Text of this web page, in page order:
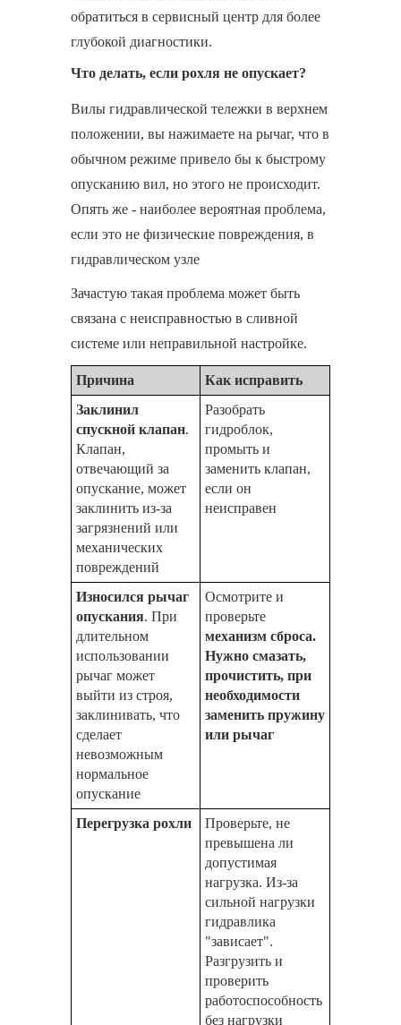
обратиться в сервисный центр для более
глубокой диагностики.
Что делать, если рохля не опускает?
Вилы гидравлической тележки в верхнем
положении, вы нажимаете на рычаг, что в
обычном режиме привело бы к быстрому
опусканию вил, но этого не происходит.
Опять же - наиболее вероятная проблема,
если это не физические повреждения, в
гидравлическом узле
Зачастую такая проблема может быть
связана с неисправностью в сливной
системе или неправильной настройке.
Причина
Как исправить
Заклинил
спускной клапан.
Клапан,
отвечающий за
опускание, может
заклинить из-за
загрязнений или
механических
повреждений
Разобрать
гидроблок,
промыть и
заменить клапан,
если он
неисправен
Износился рычаг
опускания. При
длительном
использовании
рычаг может
выйти из строя,
заклинивать, что
сделает
невозможным
нормальное
опускание
Осмотрите и
проверьте
механизм сброса.
Нужно смазать,
прочистить, при
необходимости
заменить пружину
или рычаг
Перегрузка рохли
Проверьте, не
превышена ли
допустимая
нагрузка. Из-за
сильной нагрузки
гидравлика
"зависает".
Разгрузить и
проверить
работоспособность
без нагрузки